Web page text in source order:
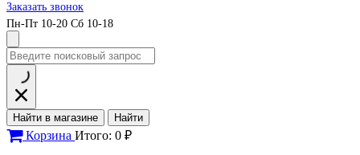
Заказать звонок
Пн-Пт 10-20 Сб 10-18
Найти в магазине Найти
Корзина Итого: 0 ₽